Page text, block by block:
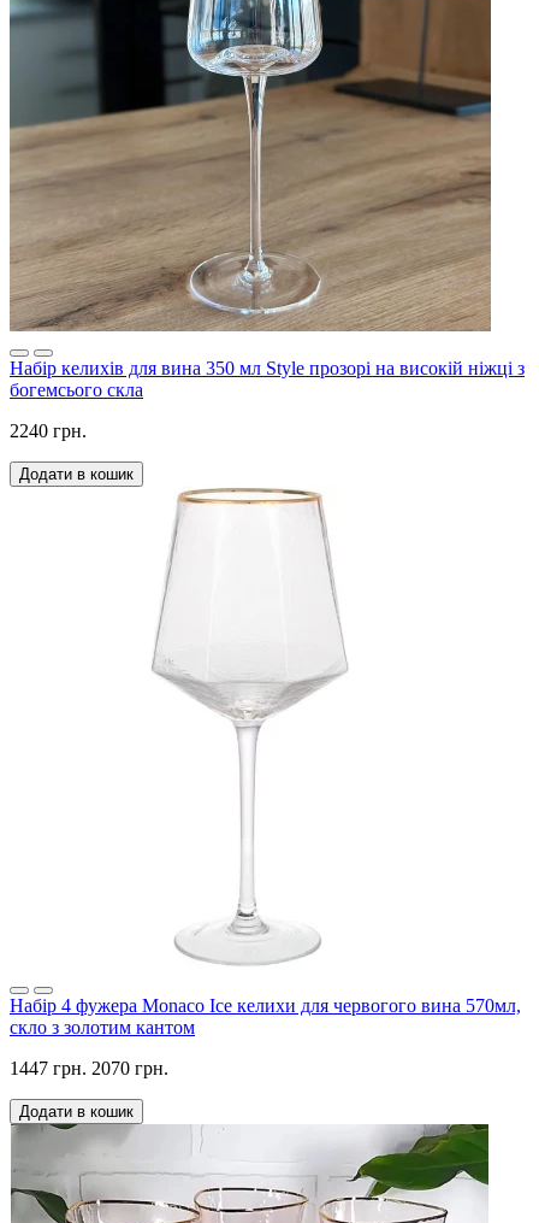
Набір келихів для вина 350 мл Style прозорі на високій ніжці з
богемсього скла
2240 грн.
Додати в кошик
Набір 4 фужера Monaco Ice келихи для червогого вина 570мл,
скло з золотим кантом
1447 грн. 2070 грн.
Додати в кошик